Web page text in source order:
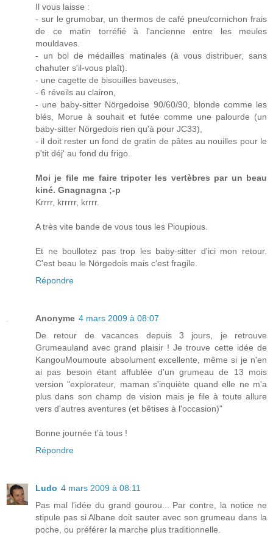
Il vous laisse :
- sur le grumobar, un thermos de café pneu/cornichon frais
de ce matin torréfié à l'ancienne entre les meules
mouldaves.
- un bol de médailles matinales (à vous distribuer, sans
chahuter s'il-vous plaît).
- une cagette de bisouilles baveuses,
- 6 réveils au clairon,
- une baby-sitter Nörgedoise 90/60/90, blonde comme les
blés, Morue à souhait et futée comme une palourde (un
baby-sitter Nörgedois rien qu'à pour JC33),
- il doit rester un fond de gratin de pâtes au nouilles pour le
p'tit déj' au fond du frigo.
Moi je file me faire tripoter les vertèbres par un beau
kiné. Gnagnagna ;-p
Krrrr, krrrrr, krrrr.
A très vite bande de vous tous les Pioupious.
Et ne boullotez pas trop les baby-sitter d'ici mon retour.
C'est beau le Nörgedois mais c'est fragile.
Répondre
Anonyme 4 mars 2009 à 08:07
De retour de vacances depuis 3 jours, je retrouve
Grumeauland avec grand plaisir ! Je trouve cette idée de
KangouMoumoute absolument excellente, même si je n'en
ai pas besoin étant affublée d'un grumeau de 13 mois
version "explorateur, maman s'inquiète quand elle ne m'a
plus dans son champ de vision mais je file à toute allure
vers d'autres aventures (et bêtises à l'occasion)"
Bonne journée t'à tous !
Répondre
Ludo 4 mars 2009 à 08:11
Pas mal l'idée du grand gourou... Par contre, la notice ne
stipule pas si Albane doit sauter avec son grumeau dans la
poche, ou préférer la marche plus traditionnelle.